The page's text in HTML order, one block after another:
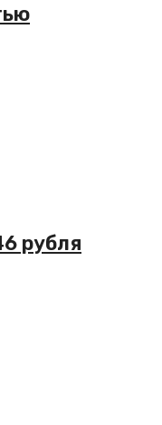
рубля